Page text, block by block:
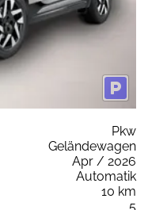
Pkw
Geländewagen
Apr / 2026
Automatik
10 km
5